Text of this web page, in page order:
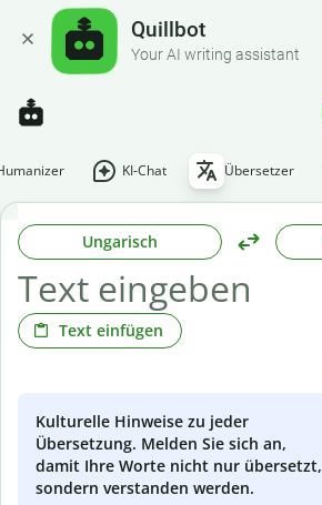
Quillbot
Your AI writing assistant
KI-Chat Übersetzer
Ungarisch
Text einfügen
Kulturelle Hinweise zu jeder
Übersetzung. Melden Sie sich an,
damit Ihre Worte nicht nur übersetzt,
sondern verstanden werden.